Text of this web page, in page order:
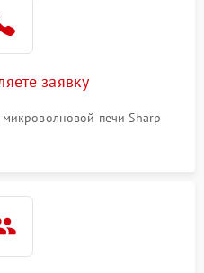
2200 ₽
1000 ₽
заявку
микроволновой печи Sharp